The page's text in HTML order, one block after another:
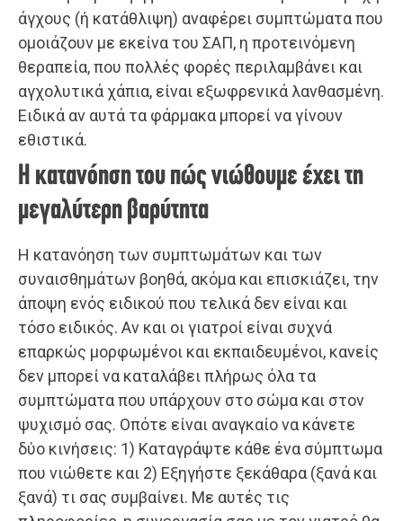
άγχους (ή κατάθλιψη) αναφέρει συμπτώματα που
ομοιάζουν με εκείνα του ΣΑΠ, η προτεινόμενη
θεραπεία, που πολλές φορές περιλαμβάνει και
αγχολυτικά χάπια, είναι εξωφρενικά λανθασμένη.
Ειδικά αν αυτά τα φάρμακα μπορεί να γίνουν
εθιστικά.
Η κατανόηση του πώς νιώθουμε έχει τη
μεγαλύτερη βαρύτητα
Η κατανόηση των συμπτωμάτων και των
συναισθημάτων βοηθά, ακόμα και επισκιάζει, την
άποψη ενός ειδικού που τελικά δεν είναι και
τόσο ειδικός. Αν και οι γιατροί είναι συχνά
επαρκώς μορφωμένοι και εκπαιδευμένοι, κανείς
δεν μπορεί να καταλάβει πλήρως όλα τα
συμπτώματα που υπάρχουν στο σώμα και στον
ψυχισμό σας. Οπότε είναι αναγκαίο να κάνετε
δύο κινήσεις: 1) Καταγράψτε κάθε ένα σύμπτωμα
που νιώθετε και 2) Εξηγήστε ξεκάθαρα (ξανά και
ξανά) τι σας συμβαίνει. Με αυτές τις